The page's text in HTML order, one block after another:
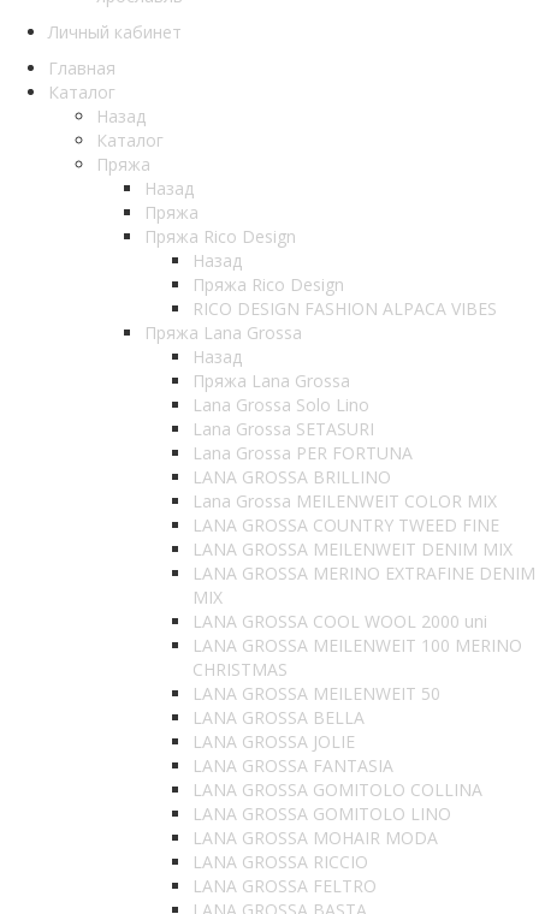
Личный кабинет
Главная
Каталог
Назад
Каталог
Пряжа
Назад
Пряжа
Пряжа Rico Design
Назад
Пряжа Rico Design
RICO DESIGN FASHION ALPACA VIBES
Пряжа Lana Grossa
Назад
Пряжа Lana Grossa
Lana Grossa Solo Lino
Lana Grossa SETASURI
Lana Grossa PER FORTUNA
LANA GROSSA BRILLINO
Lana Grossa MEILENWEIT COLOR MIX
LANA GROSSA COUNTRY TWEED FINE
LANA GROSSA MEILENWEIT DENIM MIX
LANA GROSSA MERINO EXTRAFINE DENIM
MIX
LANA GROSSA COOL WOOL 2000 uni
LANA GROSSA MEILENWEIT 100 MERINO
CHRISTMAS
LANA GROSSA MEILENWEIT 50
LANA GROSSA BELLA
LANA GROSSA JOLIE
LANA GROSSA FANTASIA
LANA GROSSA GOMITOLO COLLINA
LANA GROSSA GOMITOLO LINO
LANA GROSSA MOHAIR MODA
LANA GROSSA RICCIO
LANA GROSSA FELTRO
LANA GROSSA BASTA